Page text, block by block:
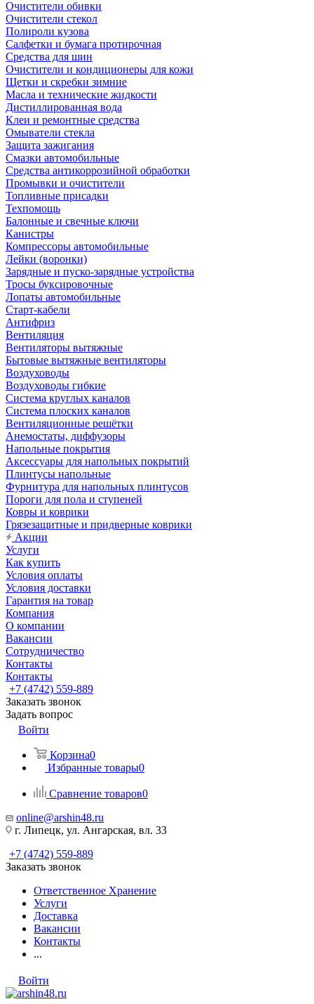
Очистители обивки
Очистители стекол
Полироли кузова
Салфетки и бумага протирочная
Средства для шин
Очистители и кондиционеры для кожи
Щетки и скребки зимние
Масла и технические жидкости
Дистиллированная вода
Клеи и ремонтные средства
Омыватели стекла
Защита зажигания
Смазки автомобильные
Средства антикоррозийной обработки
Промывки и очистители
Топливные присадки
Техпомощь
Балонные и свечные ключи
Канистры
Компрессоры автомобильные
Лейки (воронки)
Зарядные и пуско-зарядные устройства
Тросы буксировочные
Лопаты автомобильные
Старт-кабели
Антифриз
Вентиляция
Вентиляторы вытяжные
Бытовые вытяжные вентиляторы
Воздуховоды
Воздуховоды гибкие
Система круглых каналов
Система плоских каналов
Вентиляционные решётки
Анемостаты, диффузоры
Напольные покрытия
Аксессуары для напольных покрытий
Плинтусы напольные
Фурнитура для напольных плинтусов
Пороги для пола и ступеней
Ковры и коврики
Грязезащитные и придверные коврики
Акции
Услуги
Как купить
Условия оплаты
Условия доставки
Гарантия на товар
Компания
О компании
Вакансии
Сотрудничество
Контакты
Контакты
+7 (4742) 559-889
Заказать звонок
Задать вопрос
Войти
Корзина0
Избранные товары0
Сравнение товаров0
online@arshin48.ru
г. Липецк, ул. Ангарская, вл. 33
+7 (4742) 559-889
Заказать звонок
Ответственное Хранение
Услуги
Доставка
Вакансии
Контакты
...
Войти